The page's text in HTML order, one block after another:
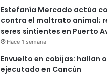
Estefanía Mercado actúa
contra el maltrato animal;
seres sintientes en Puerto
Hace 1 semana
Envuelto en cobijas: hallan
ejecutado en Cancún